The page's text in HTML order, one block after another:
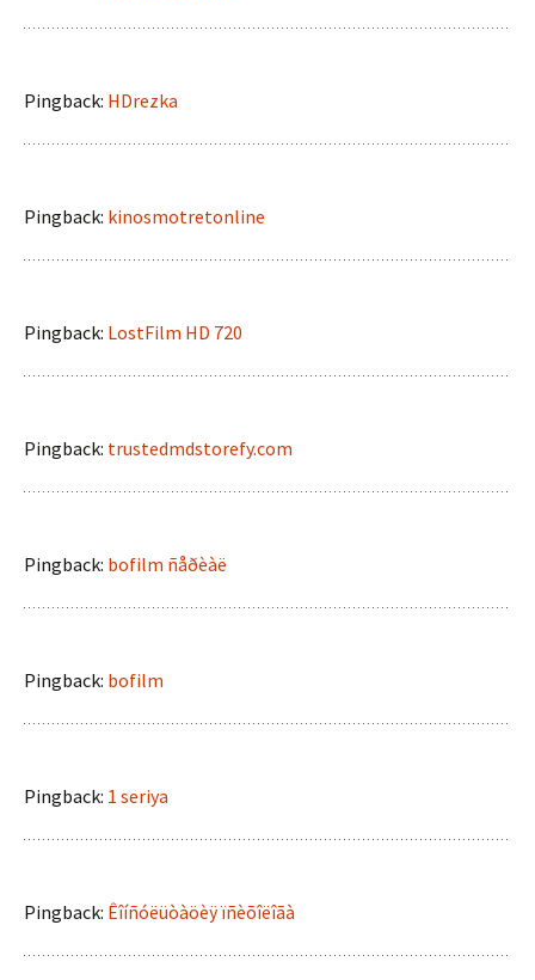
Pingback: HDrezka
Pingback: kinosmotretonline
Pingback: LostFilm HD 720
Pingback: trustedmdstorefy.com
Pingback: bofilm ñåðèàë
Pingback: bofilm
Pingback: 1 seriya
Pingback: Êîíñóëüòàöèÿ ïñèõîëîãà